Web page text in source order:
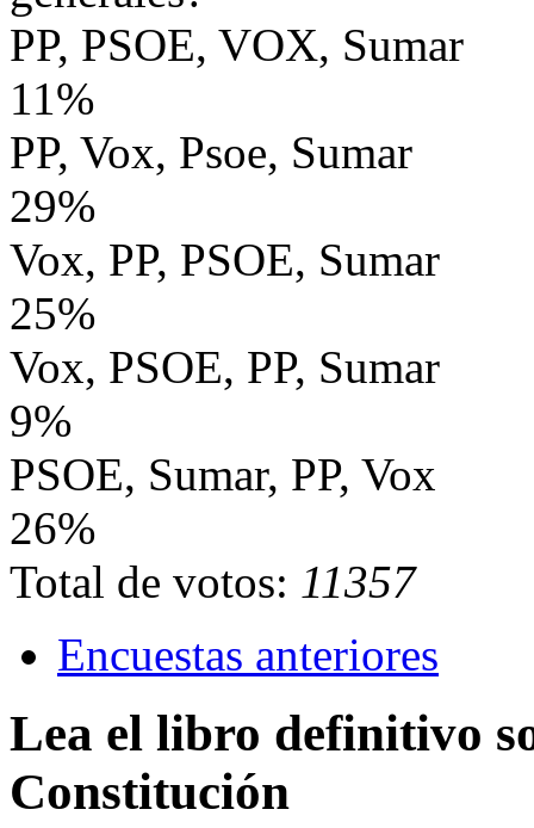
PP, PSOE, VOX, Sumar
11%
PP, Vox, Psoe, Sumar
29%
Vox, PP, PSOE, Sumar
25%
Vox, PSOE, PP, Sumar
9%
PSOE, Sumar, PP, Vox
26%
Total de votos: 11357
Encuestas anteriores
Lea el libro definitivo
Constitución